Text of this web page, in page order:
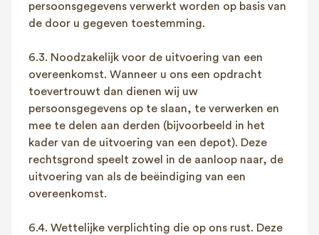
persoonsgegevens verwerkt worden op basis van
de door u gegeven toestemming.
6.3. Noodzakelijk voor de uitvoering van een
overeenkomst. Wanneer u ons een opdracht
toevertrouwt dan dienen wij uw
persoonsgegevens op te slaan, te verwerken en
mee te delen aan derden (bijvoorbeeld in het
kader van de uitvoering van een depot). Deze
rechtsgrond speelt zowel in de aanloop naar, de
uitvoering van als de beëindiging van een
overeenkomst.
6.4. Wettelijke verplichting die op ons rust. Deze